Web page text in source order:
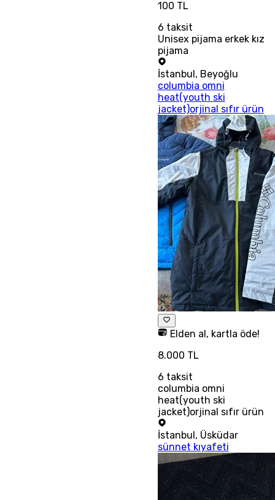
100 TL
6 taksit
Unisex pijama erkek kız
pijama
İstanbul, Beyoğlu
columbia omni
heat(youth ski
jacket)orjinal sıfır ürün
Elden al, kartla öde!
8.000 TL
6 taksit
columbia omni
heat(youth ski
jacket)orjinal sıfır ürün
İstanbul, Üsküdar
sünnet kıyafeti